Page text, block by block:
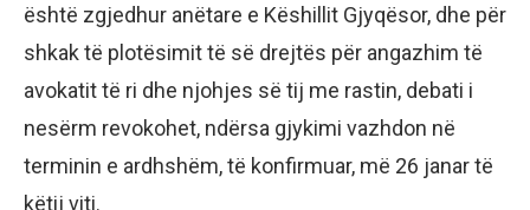
është zgjedhur anëtare e Këshillit Gjyqësor, dhe për
shkak të plotësimit të së drejtës për angazhim të
avokatit të ri dhe njohjes së tij me rastin, debati i
nesërm revokohet, ndërsa gjykimi vazhdon në
terminin e ardhshëm, të konfirmuar, më 26 janar të
këtij viti.